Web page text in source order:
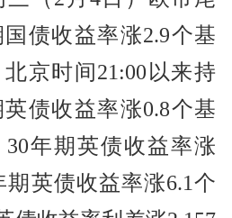
债收益率涨2.9个基
北京时间21:00以来持
债收益率涨0.8个基
30年期英债收益率涨
期英债收益率涨6.1个